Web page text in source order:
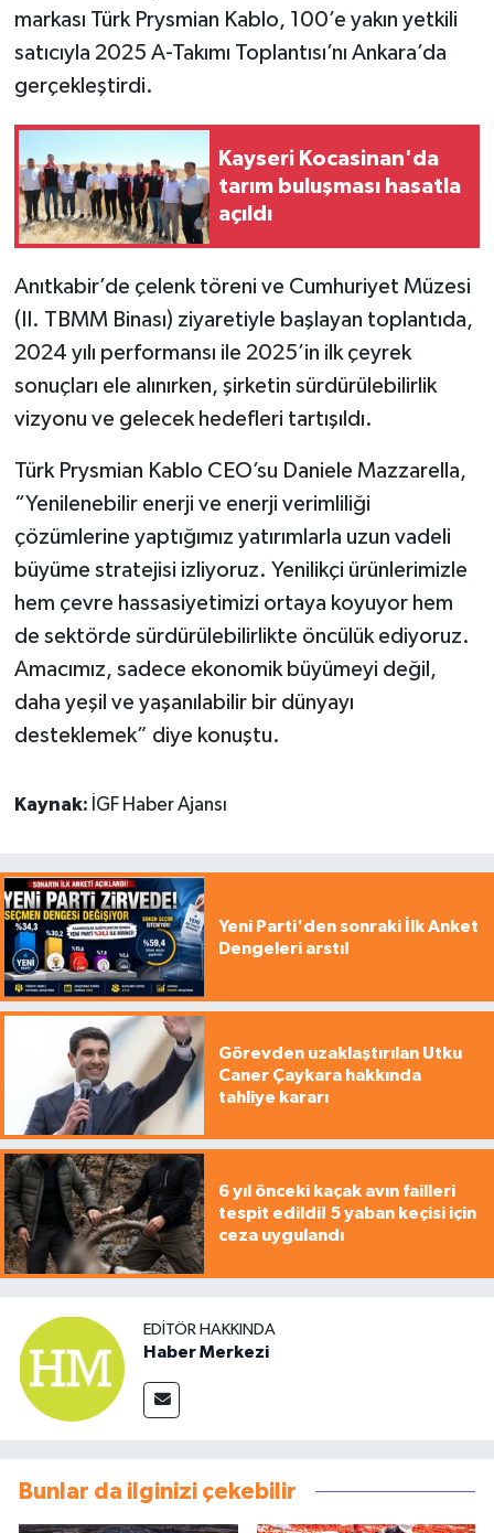
markası Türk Prysmian Kablo, 100’e yakın yetkili
satıcıyla 2025 A-Takımı Toplantısı’nı Ankara’da
gerçekleştirdi.
Kayseri Kocasinan'da
tarım buluşması hasatla
açıldı
Anıtkabir’de çelenk töreni ve Cumhuriyet Müzesi
(II. TBMM Binası) ziyaretiyle başlayan toplantıda,
2024 yılı performansı ile 2025’in ilk çeyrek
sonuçları ele alınırken, şirketin sürdürülebilirlik
vizyonu ve gelecek hedefleri tartışıldı.
Türk Prysmian Kablo CEO’su Daniele Mazzarella,
“Yenilenebilir enerji ve enerji verimliliği
çözümlerine yaptığımız yatırımlarla uzun vadeli
büyüme stratejisi izliyoruz. Yenilikçi ürünlerimizle
hem çevre hassasiyetimizi ortaya koyuyor hem
de sektörde sürdürülebilirlikte öncülük ediyoruz.
Amacımız, sadece ekonomik büyümeyi değil,
daha yeşil ve yaşanılabilir bir dünyayı
desteklemek” diye konuştu.
Kaynak: İGF Haber Ajansı
Yeni Parti'den sonraki İlk Anket
Dengeleri arstı!
Görevden uzaklaştırılan Utku
Caner Çaykara hakkında
tahliye kararı
6 yıl önceki kaçak avın failleri
tespit edildi! 5 yaban keçisi için
ceza uygulandı
EDITÖR HAKKINDA
Haber Merkezi
Bunlar da ilginizi çekebilir